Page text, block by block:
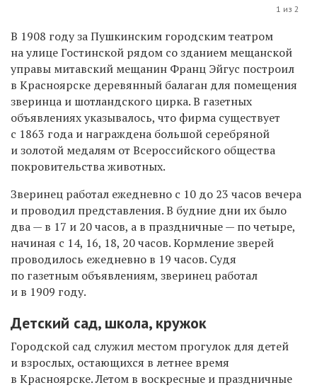
1 из 2
В 1908 году за Пушкинским городским театром
на улице Гостинской рядом со зданием мещанской
управы митавский мещанин Франц Эйгус построил
в Красноярске деревянный балаган для помещения
зверинца и шотландского цирка. В газетных
объявлениях указывалось, что фирма существует
с 1863 года и награждена большой серебряной
и золотой медалям от Всероссийского общества
покровительства животных.
Зверинец работал ежедневно с 10 до 23 часов вечера
и проводил представления. В будние дни их было
два — в 17 и 20 часов, а в праздничные — по четыре,
начиная с 14, 16, 18, 20 часов. Кормление зверей
проводилось ежедневно в 19 часов. Судя
по газетным объявлениям, зверинец работал
и в 1909 году.
Детский сад, школа, кружок
Городской сад служил местом прогулок для детей
и взрослых, остающихся в летнее время
в Красноярске. Летом в воскресные и праздничные